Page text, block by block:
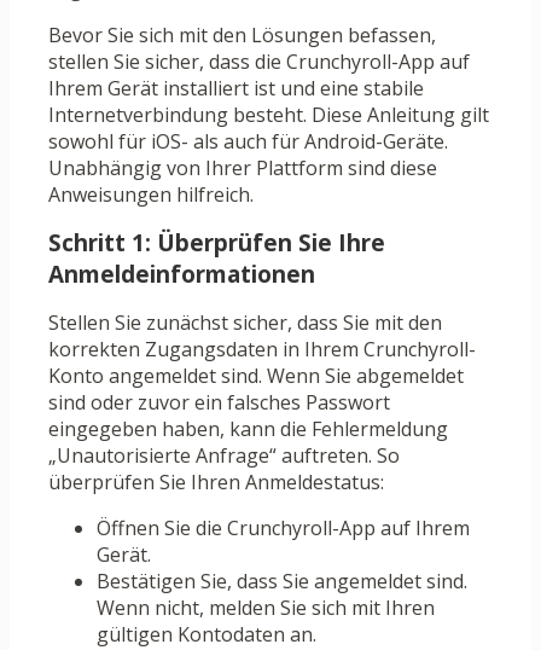
Bevor Sie sich mit den Lösungen befassen,
stellen Sie sicher, dass die Crunchyroll-App auf
Ihrem Gerät installiert ist und eine stabile
Internetverbindung besteht. Diese Anleitung gilt
sowohl für iOS- als auch für Android-Geräte.
Unabhängig von Ihrer Plattform sind diese
Anweisungen hilfreich.
Schritt 1: Überprüfen Sie Ihre
Anmeldeinformationen
Stellen Sie zunächst sicher, dass Sie mit den
korrekten Zugangsdaten in Ihrem Crunchyroll-
Konto angemeldet sind. Wenn Sie abgemeldet
sind oder zuvor ein falsches Passwort
eingegeben haben, kann die Fehlermeldung
„Unautorisierte Anfrage“ auftreten. So
überprüfen Sie Ihren Anmeldestatus:
Öffnen Sie die Crunchyroll-App auf Ihrem
Gerät.
Bestätigen Sie, dass Sie angemeldet sind.
Wenn nicht, melden Sie sich mit Ihren
gültigen Kontodaten an.